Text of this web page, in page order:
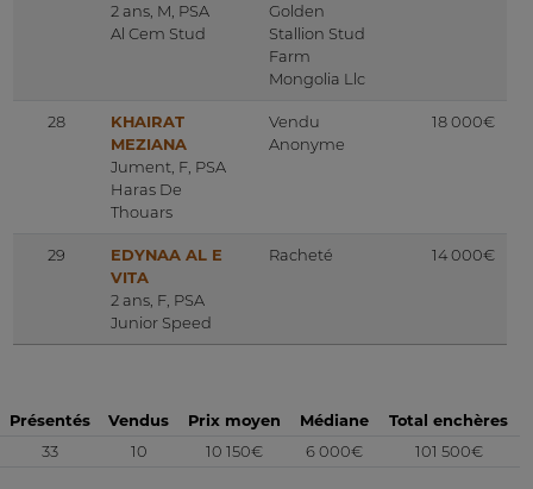
2 ans, M, PSA
Al Cem Stud
Golden
Stallion Stud
Farm
Mongolia Llc
28
KHAIRAT
MEZIANA
Jument, F, PSA
Haras De
Thouars
Vendu
Anonyme
18 000€
29
EDYNAA AL E
VITA
2 ans, F, PSA
Junior Speed
Racheté 14 000€
Présentés Vendus Prix moyen Médiane
Total enchères
33
10 10 150€ 6 000€ 101 500€